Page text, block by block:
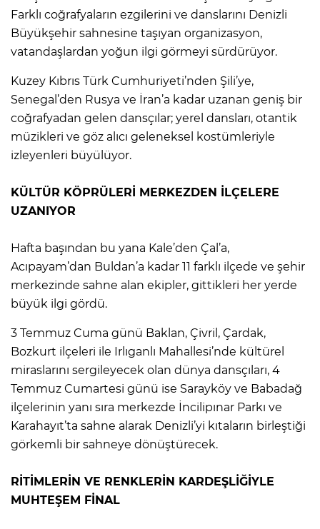
Farklı coğrafyaların ezgilerini ve danslarını Denizli
Büyükşehir sahnesine taşıyan organizasyon,
vatandaşlardan yoğun ilgi görmeyi sürdürüyor.
Kuzey Kıbrıs Türk Cumhuriyeti’nden Şili’ye,
Senegal’den Rusya ve İran’a kadar uzanan geniş bir
coğrafyadan gelen dansçılar; yerel dansları, otantik
müzikleri ve göz alıcı geleneksel kostümleriyle
izleyenleri büyülüyor.
KÜLTÜR KÖPRÜLERİ MERKEZDEN İLÇELERE
UZANIYOR
Hafta başından bu yana Kale’den Çal’a,
Acıpayam’dan Buldan’a kadar 11 farklı ilçede ve şehir
merkezinde sahne alan ekipler, gittikleri her yerde
büyük ilgi gördü.
3 Temmuz Cuma günü Baklan, Çivril, Çardak,
Bozkurt ilçeleri ile Irlıganlı Mahallesi’nde kültürel
miraslarını sergileyecek olan dünya dansçıları, 4
Temmuz Cumartesi günü ise Sarayköy ve Babadağ
ilçelerinin yanı sıra merkezde İncilipınar Parkı ve
Karahayıt’ta sahne alarak Denizli’yi kıtaların birleştiği
görkemli bir sahneye dönüştürecek.
RİTİMLERİN VE RENKLERİN KARDEŞLİĞİYLE
MUHTEŞEM FİNAL